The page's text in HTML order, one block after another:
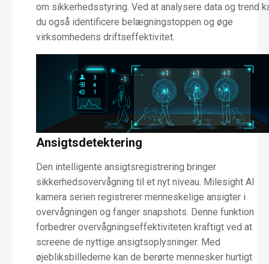
om sikkerhedsstyring. Ved at analysere data og trend
du også identificere belægningstoppen og øge
virksomhedens driftseffektivitet.
Ansigtsdetektering
Den intelligente ansigtsregistrering bringer
sikkerhedsovervågning til et nyt niveau. Milesight AI
kamera serien registrerer menneskelige ansigter i
overvågningen og fanger snapshots. Denne funktion
forbedrer overvågningseffektiviteten kraftigt ved at
screene de nyttige ansigtsoplysninger. Med
øjebliksbillederne kan de berørte mennesker hurtigt